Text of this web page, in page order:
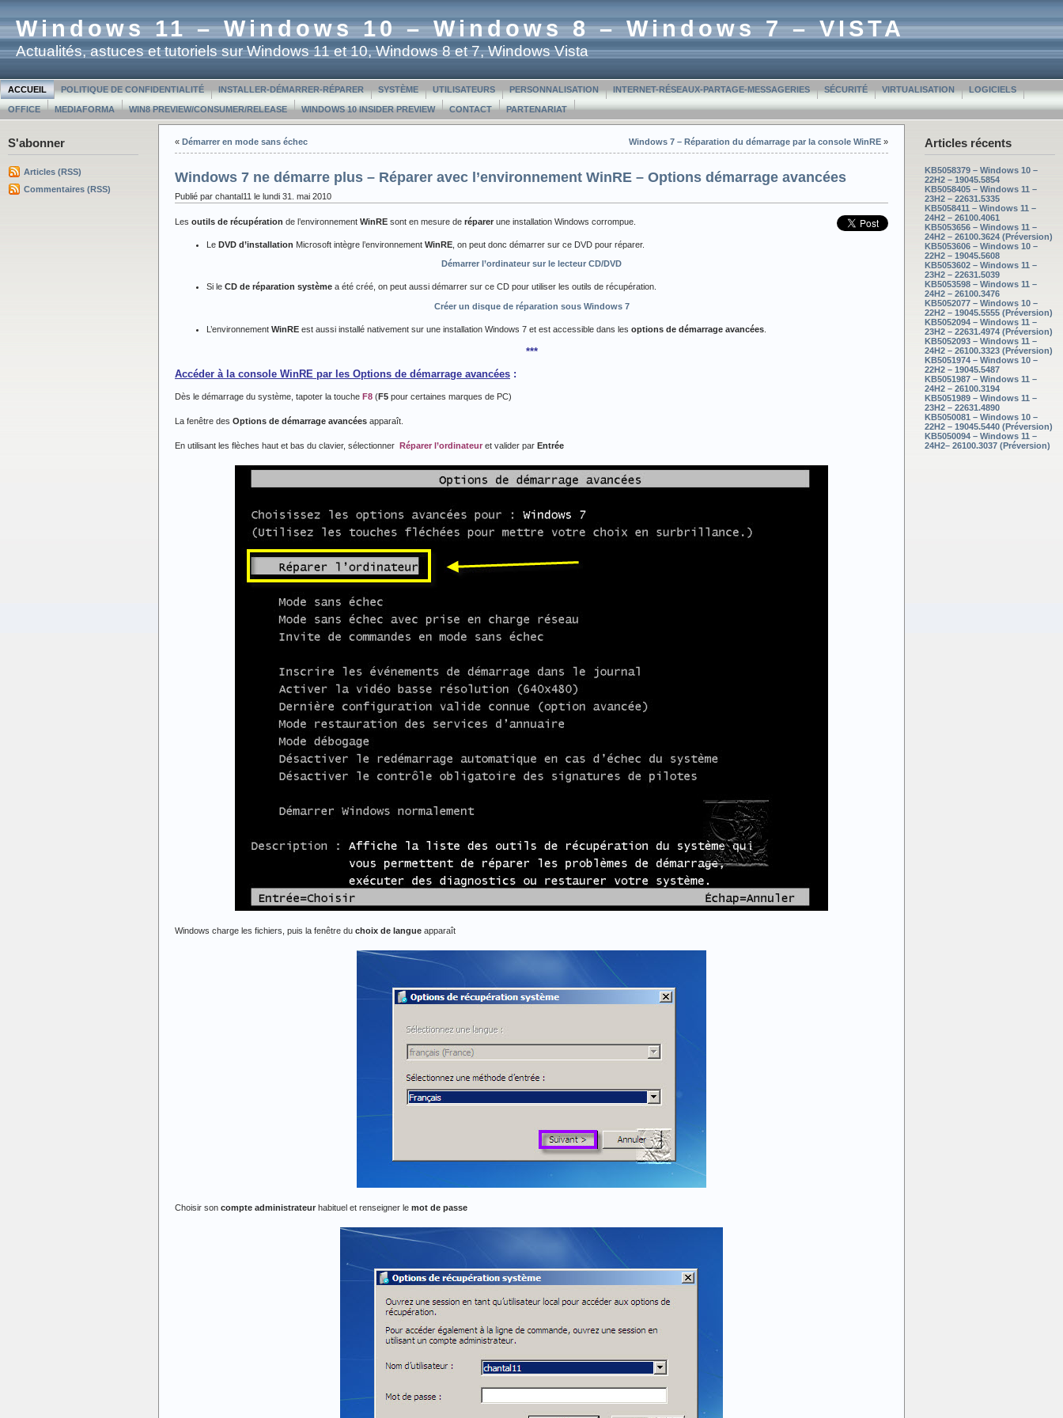
Windows 11 – Windows 10 – Windows 8 – Windows 7 – VISTA
Actualités, astuces et tutoriels sur Windows 11 et 10, Windows 8 et 7, Windows Vista
ACCUEIL POLITIQUE DE CONFIDENTIALITÉ INSTALLER-DÉMARRER-RÉPARER SYSTÈME UTILISATEURS PERSONNALISATION INTERNET-RÉSEAUX-PARTAGE-MESSAGERIES SÉCURITÉ VIRTUALISATION LOGICIELS
OFFICE MEDIAFORMA WIN8 PREVIEW/CONSUMER/RELEASE WINDOWS 10 INSIDER PREVIEW CONTACT PARTENARIAT
S'abonner
Articles (RSS)
Commentaires (RSS)
Articles récents
KB5058379 – Windows 10 –
22H2 – 19045.5854
KB5058405 – Windows 11 –
23H2 – 22631.5335
KB5058411 – Windows 11 –
24H2 – 26100.4061
KB5053656 – Windows 11 –
24H2 – 26100.3624 (Préversion)
KB5053606 – Windows 10 –
22H2 – 19045.5608
KB5053602 – Windows 11 –
23H2 – 22631.5039
KB5053598 – Windows 11 –
24H2 – 26100.3476
KB5052077 – Windows 10 –
22H2 – 19045.5555 (Préversion)
KB5052094 – Windows 11 –
23H2 – 22631.4974 (Préversion)
KB5052093 – Windows 11 –
24H2 – 26100.3323 (Préversion)
KB5051974 – Windows 10 –
22H2 – 19045.5487
KB5051987 – Windows 11 –
24H2 – 26100.3194
KB5051989 – Windows 11 –
23H2 – 22631.4890
KB5050081 – Windows 10 –
22H2 – 19045.5440 (Préversion)
KB5050094 – Windows 11 –
24H2– 26100.3037 (Préversion)
« Démarrer en mode sans échec Windows 7 – Réparation du démarrage par la console WinRE »
Windows 7 ne démarre plus – Réparer avec l’environnement WinRE – Options démarrage avancées
Publié par chantal11 le lundi 31. mai 2010
Les outils de récupération de l’environnement WinRE sont en mesure de réparer une installation Windows corrompue.
Le DVD d’installation Microsoft intègre l’environnement WinRE , on peut donc démarrer sur ce DVD pour réparer.
Démarrer l’ordinateur sur le lecteur CD/DVD
Si le CD de réparation système a été créé, on peut aussi démarrer sur ce CD pour utiliser les outils de récupération.
Créer un disque de réparation sous Windows 7
L’environnement WinRE est aussi installé nativement sur une installation Windows 7 et est accessible dans les options de démarrage avancées.
***
Accéder à la console WinRE par les Options de démarrage avancées :
Dès le démarrage du système, tapoter la touche F8 (F5 pour certaines marques de PC)
La fenêtre des Options de démarrage avancées apparaît.
En utilisant les flèches haut et bas du clavier, sélectionner Réparer l’ordinateur et valider par Entrée
Windows charge les fichiers, puis la fenêtre du choix de langue apparaît
Choisir son compte administrateur habituel et renseigner le mot de passe